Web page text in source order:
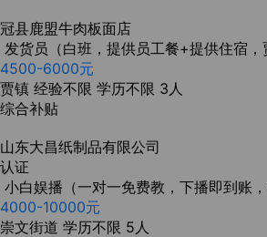
冠县鹿盟牛肉板面店
发货员（白班，提供员工餐+提供住宿，
4500-6000元
贾镇 经验不限 学历不限 3人
综合补贴
山东大昌纸制品有限公司
认证
小白娱播（一对一免费教，下播即到账，
4000-10000元
崇文街道 学历不限 5人